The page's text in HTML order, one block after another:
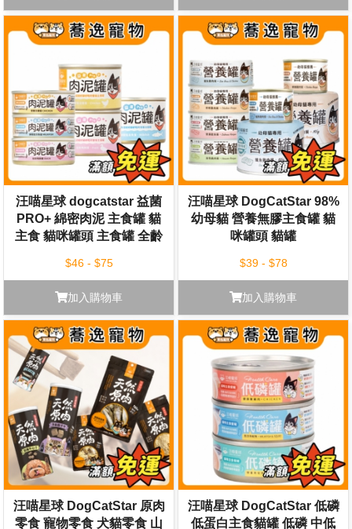
汪喵星球 dogcatstar 益菌
PRO+ 綿密肉泥 主食罐 貓
主食 貓咪罐頭 主食罐 全齡
$46 - $75
加入購物車
汪喵星球 DogCatStar 98%
幼母貓 營養無膠主食罐 貓
咪罐頭 貓罐
$39 - $78
加入購物車
汪喵星球 DogCatStar 原肉
零食 寵物零食 犬貓零食 山
汪喵星球 DogCatStar 低磷
低蛋白主食貓罐 低磷 中低